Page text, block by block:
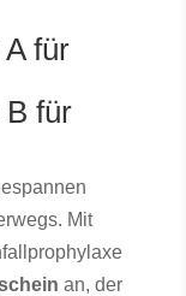
für
für
Mit
an, der